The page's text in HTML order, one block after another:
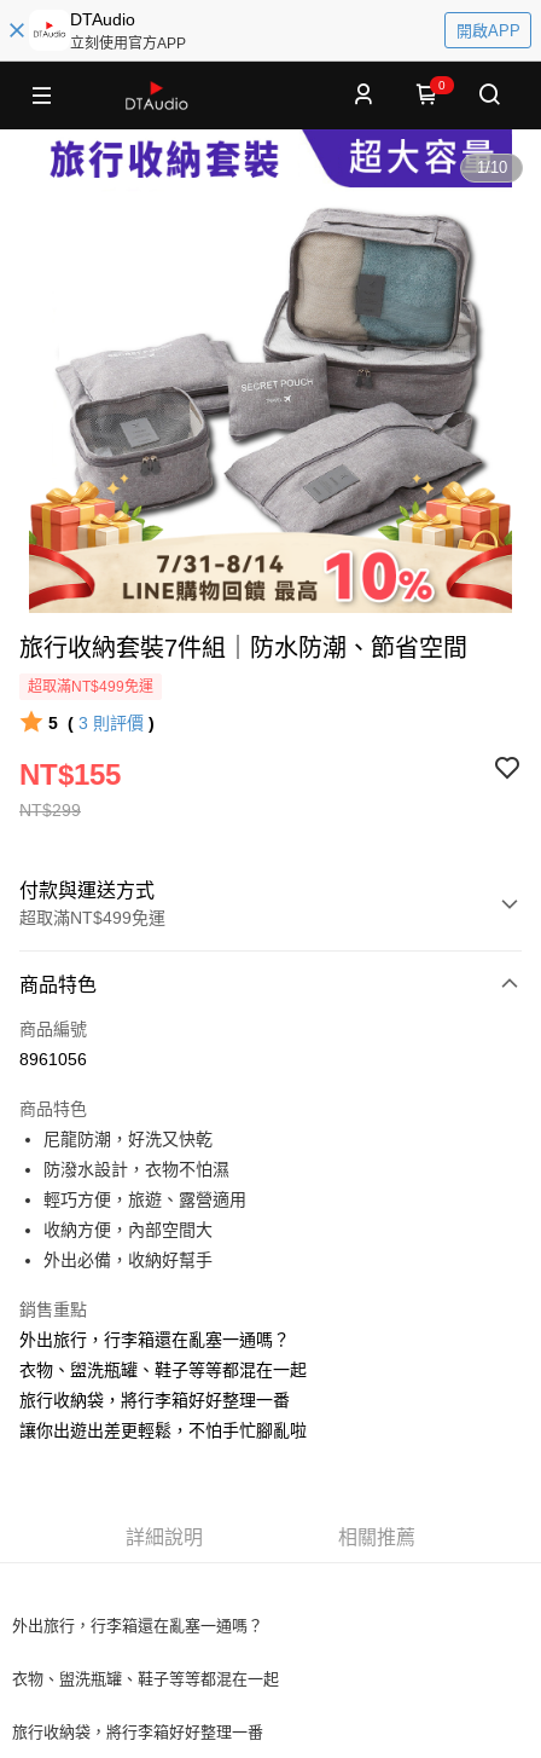
DTAudio
立刻使用官方APP
開啟APP
0
1/10
旅行收納套裝7件組｜防水防潮、節省空間
超取滿NT$499免運
5 ( 3 則評價 )
NT$299
NT$155
付款與運送方式
超取滿NT$499免運
信用卡一次付款
超商取貨付款
Apple Pay
街口支付
悠遊付
Google Pay
ATM付款
運送方式
全家取貨付款
每筆NT$60，滿NT$499(含以上)免運費
每筆NT$60，滿NT$598(含以上)免運費
7-11取貨付款
商品特色
商品編號
8961056
商品特色
尼龍防潮，好洗又快乾
防潑水設計，衣物不怕濕
輕巧方便，旅遊、露營適用
收納方便，內部空間大
外出必備，收納好幫手
銷售重點
外出旅行，行李箱還在亂塞一通嗎？
衣物、盥洗瓶罐、鞋子等等都混在一起
旅行收納袋，將行李箱好好整理一番
讓你出遊出差更輕鬆，不怕手忙腳亂啦
詳細說明 相關推薦
外出旅行，行李箱還在亂塞一通嗎？
衣物、盥洗瓶罐、鞋子等等都混在一起
旅行收納袋，將行李箱好好整理一番